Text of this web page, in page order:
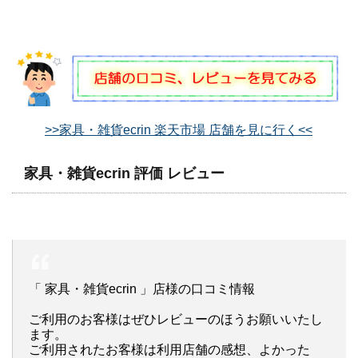
>>家具・雑貨ecrin 楽天市場 店舗を見に行く<<
家具・雑貨ecrin 評価 レビュー
「 家具・雑貨ecrin 」店様の口コミ情報
ご利用のお客様はぜひレビューのほうお願いいたし
ます。
ご利用されたお客様は利用店舗の感想、よかった